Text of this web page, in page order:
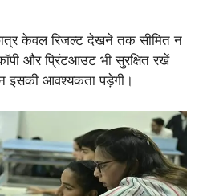
केवल रिजल्ट देखने तक सीमित न
और प्रिंटआउट भी सुरक्षित रखें
इसकी आवश्यकता पड़ेगी।